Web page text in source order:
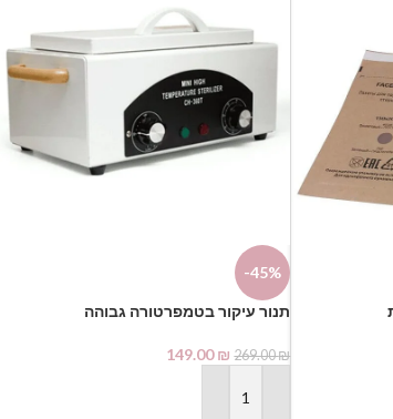
-45%
תנור עיקור בטמפרטורה גבוהה
269.00₪
149.00₪
הוספה לסל